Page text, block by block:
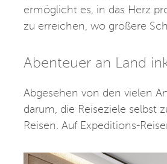
ermöglicht es, in das Herz
zu erreichen, wo größere
Abenteuer an Land
Abgesehen von den vielen
darum, die Reiseziele selbst
Reisen. Auf Expeditions-